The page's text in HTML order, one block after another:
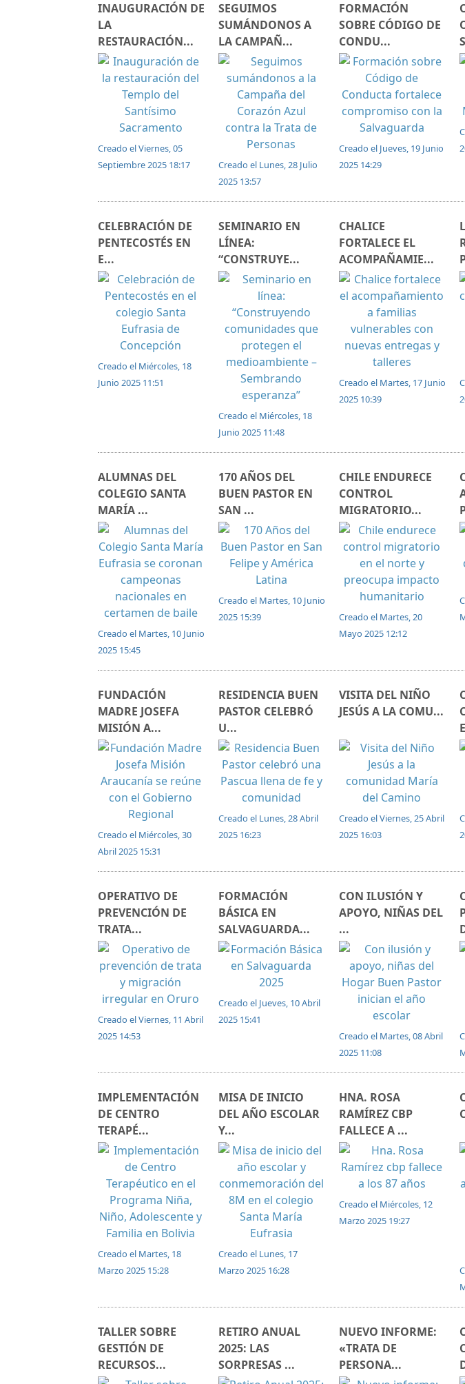
INAUGURACIÓN DE
LA
RESTAURACIÓN...
Creado el Viernes, 05
Septiembre 2025 18:17
SEGUIMOS
SUMÁNDONOS A
LA CAMPAÑ...
Creado el Lunes, 28 Julio
2025 13:57
FORMACIÓN
SOBRE CÓDIGO DE
CONDU...
Creado el Jueves, 19 Junio
2025 14:29
CELEBRACIÓN DE
PENTECOSTÉS EN
E...
Creado el Miércoles, 18
Junio 2025 11:51
SEMINARIO EN
LÍNEA:
“CONSTRUYE...
Creado el Miércoles, 18
Junio 2025 11:48
CHALICE
FORTALECE EL
ACOMPAÑAMIE...
Creado el Martes, 17 Junio
2025 10:39
ALUMNAS DEL
COLEGIO SANTA
MARÍA ...
Creado el Martes, 10 Junio
2025 15:45
170 AÑOS DEL
BUEN PASTOR EN
SAN ...
Creado el Martes, 10 Junio
2025 15:39
CHILE ENDURECE
CONTROL
MIGRATORIO...
Creado el Martes, 20
Mayo 2025 12:12
FUNDACIÓN
MADRE JOSEFA
MISIÓN A...
Creado el Miércoles, 30
Abril 2025 15:31
RESIDENCIA BUEN
PASTOR CELEBRÓ
U...
Creado el Lunes, 28 Abril
2025 16:23
VISITA DEL NIÑO
JESÚS A LA COMU...
Creado el Viernes, 25 Abril
2025 16:03
OPERATIVO DE
PREVENCIÓN DE
TRATA...
Creado el Viernes, 11 Abril
2025 14:53
FORMACIÓN
BÁSICA EN
SALVAGUARDA...
Creado el Jueves, 10 Abril
2025 15:41
CON ILUSIÓN Y
APOYO, NIÑAS DEL
...
Creado el Martes, 08 Abril
2025 11:08
IMPLEMENTACIÓN
DE CENTRO
TERAPÉ...
Creado el Martes, 18
Marzo 2025 15:28
MISA DE INICIO
DEL AÑO ESCOLAR
Y...
Creado el Lunes, 17
Marzo 2025 16:28
HNA. ROSA
RAMÍREZ CBP
FALLECE A ...
Creado el Miércoles, 12
Marzo 2025 19:27
TALLER SOBRE
GESTIÓN DE
RECURSOS...
RETIRO ANUAL
2025: LAS
SORPRESAS ...
NUEVO INFORME:
«TRATA DE
PERSONA...